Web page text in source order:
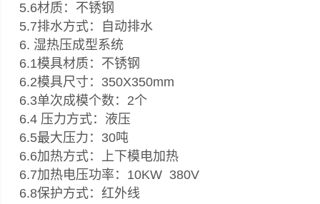
5.6材质：不锈钢
5.7排水方式：自动排水
6. 湿热压成型系统
6.1模具材质：不锈钢
6.2模具尺寸：350X350mm
6.3单次成模个数：2个
6.4 压力方式：液压
6.5最大压力：30吨
6.6加热方式：上下模电加热
6.7加热电压功率：10KW 380V
6.8保护方式：红外线